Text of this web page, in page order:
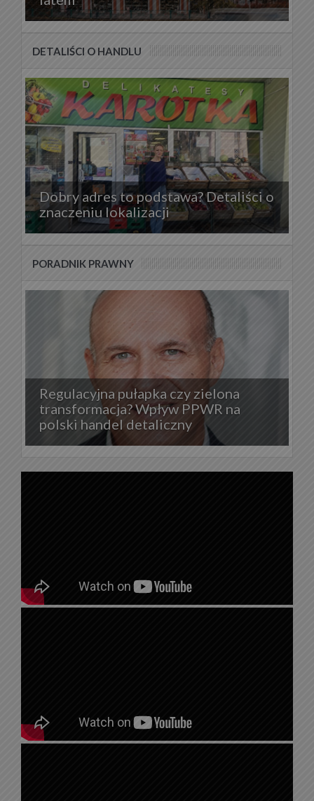
DETALIŚCI O HANDLU
Dobry adres to podstawa? Detaliści o
znaczeniu lokalizacji
PORADNIK PRAWNY
Regulacyjna pułapka czy zielona
transformacja? Wpływ PPWR na
polski handel detaliczny